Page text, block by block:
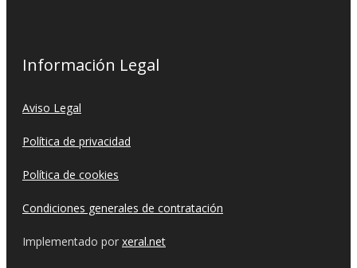
Información Legal
Aviso Legal
Política de privacidad
Política de cookies
Condiciones generales de contratación
Implementado por xeral.net